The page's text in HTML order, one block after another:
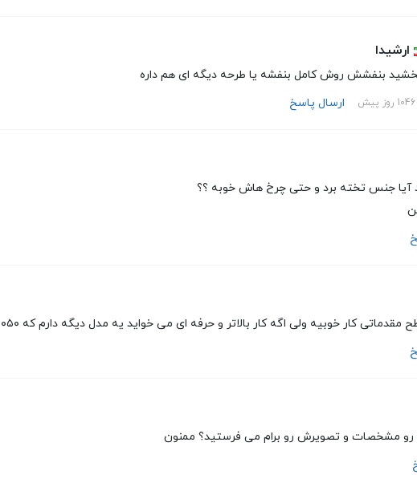
ارشیدا
بنفشش روش کامل بنفشه یا طرحه دیگه ای هم داره
ارسال پاسخ
آیا جنس تخته برد و حتی چرخ هاش خوبه ؟؟
خوبیه ولی اگه کار بالاتر و حرفه ای می خواید یه مدل دیگه دارم که ۱۰۵۰ تومن هست می تونید اونم ببینید